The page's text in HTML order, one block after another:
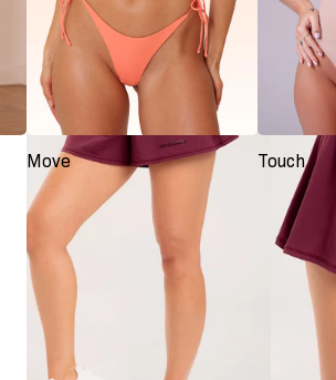
Move Touch
Court
rövidnadrág
burgundy